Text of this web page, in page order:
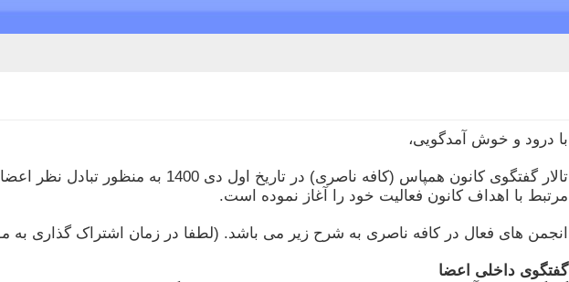
با درود و خوش آمدگویی،
تالار گفتگوی کانون همپاس (کافه ناصری)
مرتبط با اهداف کانون فعالیت خود را آغاز نموده است.
انجمن های فعال در کافه ناصری به شرح زیر می باشد. (لطفا در زمان اشتراک گذاری به
گفتگوی داخلی اعضا